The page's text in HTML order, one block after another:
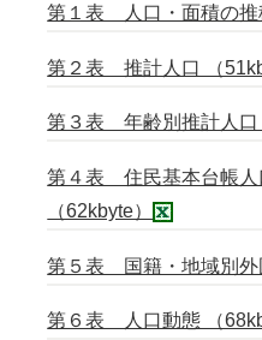
第１表 人口・面積の推
第２表 推計人口 （
第３表 年齢別推計人口
第４表 住民基本台帳人
（62kbyte）
第５表 国籍・地域別外
第６表 人口動態 （